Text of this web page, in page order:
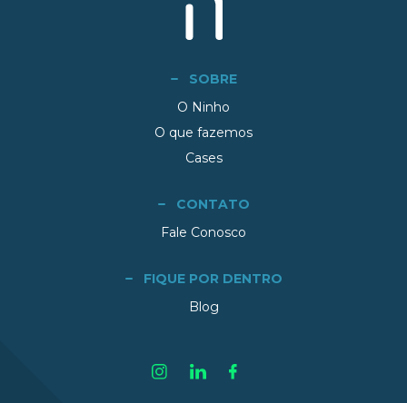
SOBRE
O Ninho
O que fazemos
Cases
CONTATO
Fale Conosco
FIQUE POR DENTRO
Blog